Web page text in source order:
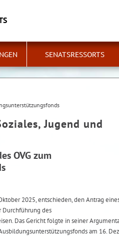
SENATSRESSORTS
Jugend und
OVG zum
2025, entschieden, den Antrag
Durchführung des
Das Gericht folgte in seiner
am 16.